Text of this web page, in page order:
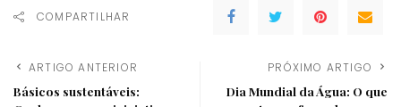
COMPARTILHAR
ARTIGO ANTERIOR
Básicos sustentáveis:
PRÓXIMO ARTIGO
Dia Mundial da Água: O que